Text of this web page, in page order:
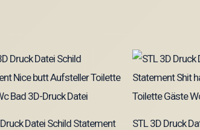
Datei Schild Statement
STL 3D Druck